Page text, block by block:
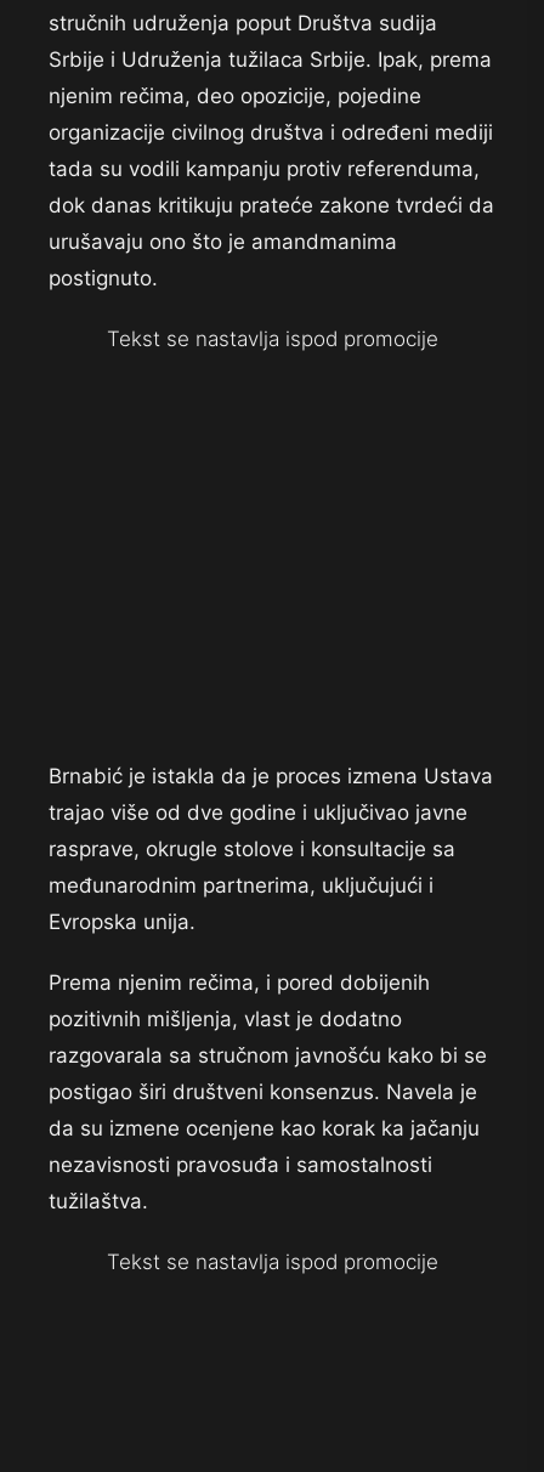
stručnih udruženja poput Društva sudija
Srbije i Udruženja tužilaca Srbije. Ipak, prema
njenim rečima, deo opozicije, pojedine
organizacije civilnog društva i određeni mediji
tada su vodili kampanju protiv referenduma,
dok danas kritikuju prateće zakone tvrdeći da
urušavaju ono što je amandmanima
postignuto.
Tekst se nastavlja ispod promocije
Brnabić je istakla da je proces izmena Ustava
trajao više od dve godine i uključivao javne
rasprave, okrugle stolove i konsultacije sa
međunarodnim partnerima, uključujući i
Evropska unija.
Prema njenim rečima, i pored dobijenih
pozitivnih mišljenja, vlast je dodatno
razgovarala sa stručnom javnošću kako bi se
postigao širi društveni konsenzus. Navela je
da su izmene ocenjene kao korak ka jačanju
nezavisnosti pravosuđa i samostalnosti
tužilaštva.
Tekst se nastavlja ispod promocije